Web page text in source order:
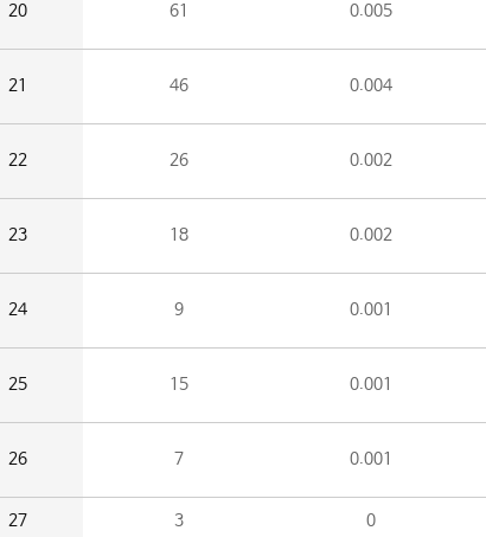
20 61 0.005
21 46 0.004
22 26 0.002
23 18 0.002
24 9 0.001
25 15 0.001
26 7 0.001
27 3 0